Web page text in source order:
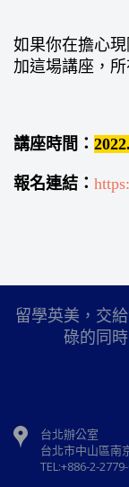
如果你在擔心
加這場講座，
講座時間：
報名連結：
留學英美，交
碌的同
台北辦公室
台北市中山區南
TEL:+886-2-